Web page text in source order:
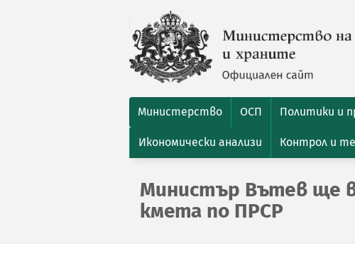
Министерство ОСП Политики и
Икономически анализи Контрол и
Министър Вътев ще
кмета по ПРСР